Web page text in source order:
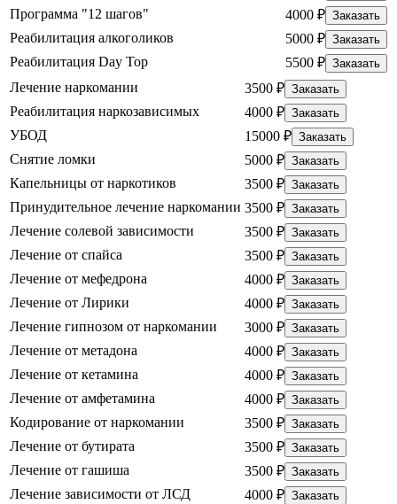
Программа "12 шагов" 4000 ₽ Заказать
Реабилитация алкоголиков 5000 ₽ Заказать
Реабилитация Day Top 5500 ₽ Заказать
Лечение наркомании 3500 ₽ Заказать
Реабилитация наркозависимых 4000 ₽ Заказать
УБОД 15000 ₽ Заказать
Снятие ломки 5000 ₽ Заказать
Капельницы от наркотиков 3500 ₽ Заказать
Принудительное лечение наркомании 3500 ₽ Заказать
Лечение солевой зависимости 3500 ₽ Заказать
Лечение от спайса 3500 ₽ Заказать
Лечение от мефедрона 4000 ₽ Заказать
Лечение от Лирики 4000 ₽ Заказать
Лечение гипнозом от наркомании 3000 ₽ Заказать
Лечение от метадона 4000 ₽ Заказать
Лечение от кетамина 4000 ₽ Заказать
Лечение от амфетамина 4000 ₽ Заказать
Кодирование от наркомании 3500 ₽ Заказать
Лечение от бутирата 3500 ₽ Заказать
Лечение от гашиша 3500 ₽ Заказать
Лечение зависимости от ЛСД 4000 ₽ Заказать